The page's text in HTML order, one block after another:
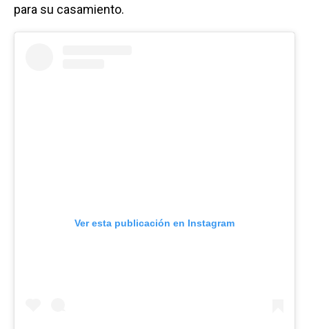
para su casamiento.
Ver esta publicación en Instagram